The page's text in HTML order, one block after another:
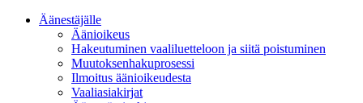
Äänestäjälle
Äänioikeus
Hakeutuminen vaaliluetteloon ja siitä poistuminen
Muutoksenhakuprosessi
Ilmoitus äänioikeudesta
Vaaliasiakirjat